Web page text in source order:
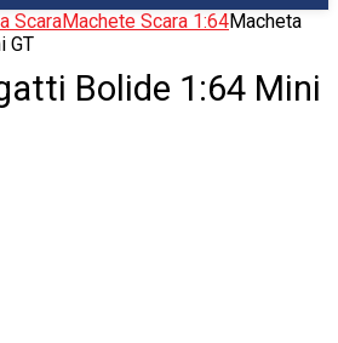
ScaraMachete Scara 1:64Macheta
GT
Bolide 1:64 Mini